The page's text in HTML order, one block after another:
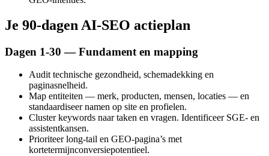
Je 90‑dagen AI‑SEO actieplan
Dagen 1‑30 — Fundament en mapping
Audit technische gezondheid, schemadekking en
paginasnelheid.
Map entiteiten — merk, producten, mensen, locaties — en
standaardiseer namen op site en profielen.
Cluster keywords naar taken en vragen. Identificeer SGE‑ en
assistentkansen.
Prioriteer long‑tail en GEO‑pagina’s met
kortetermijnconversiepotentieel.